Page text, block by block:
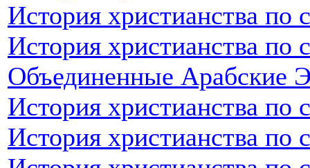
История христианства
История христианства по
Объединенные Арабские
История христианства
История христианства по